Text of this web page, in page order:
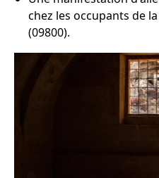
chez les occupants de
(09800).